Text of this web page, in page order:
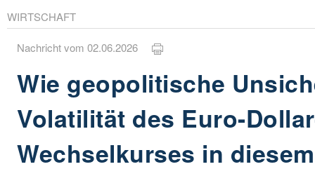
WIRTSCHAFT
Nachricht vom 02.06.2026
Wie geopolitische
Volatilität des Euro-
Wechselkurses in